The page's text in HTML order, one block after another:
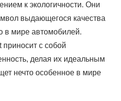
к экологичности. Они
выдающегося качества
в мире автомобилей.
с собой
делая их идеальным
нечто особенное в мире